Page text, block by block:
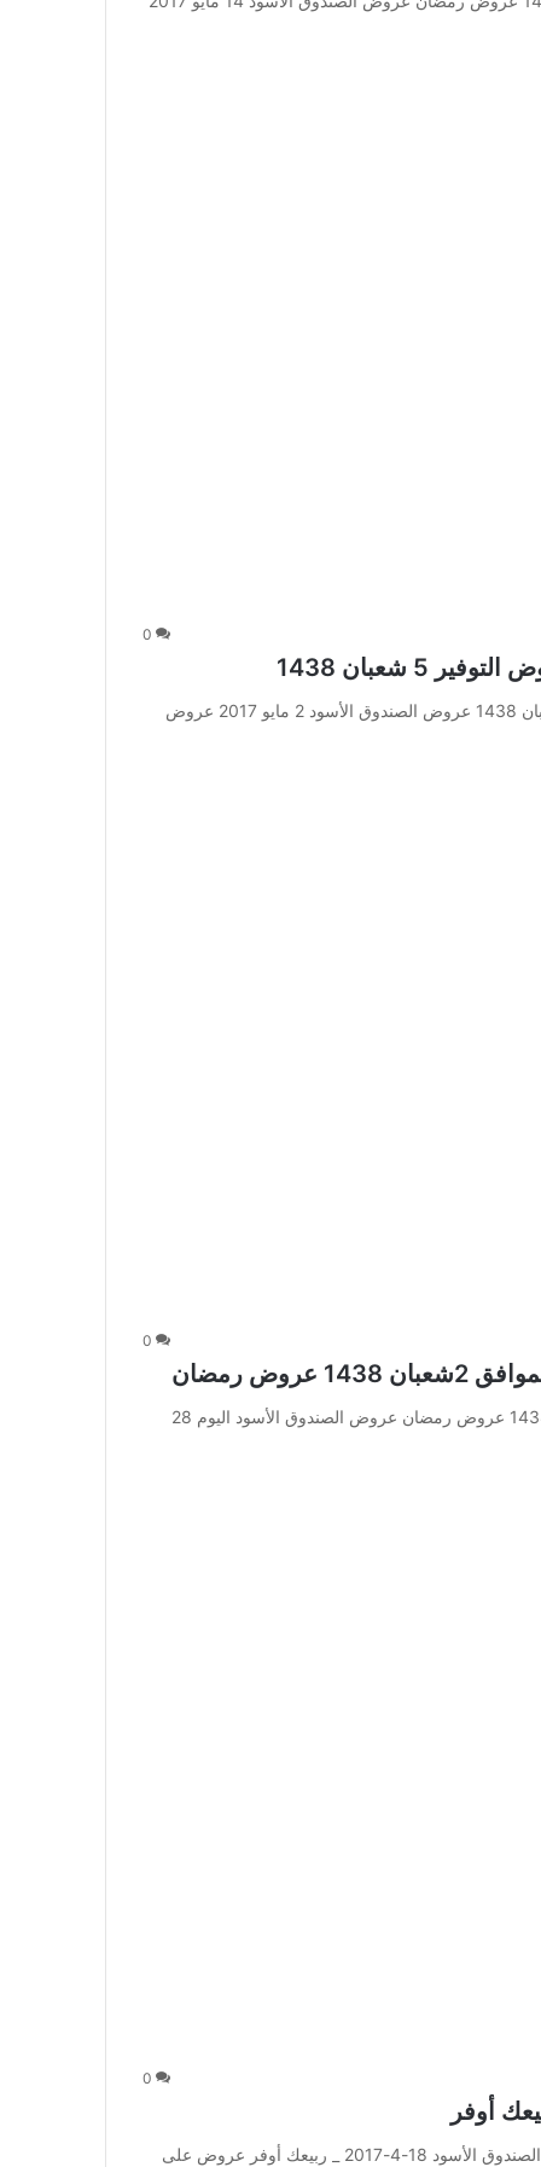
0
عروض الصندوق الأسود 2 مايو 2017 عروض التوفير 5 شعبان 1438 عروض الصندوق الأسود 2 مايو 2017 عروض
0
عروض الصندوق الأسود اليوم 28 ابريل الموافق 2شعبان 1438 عروض رمضان عروض الصندوق الأسود اليوم 28
0
عروض الصندوق الأسود 18-4-2017 _ ربيعك أوفر عروض الصندوق الأسود 18-4-2017 _ ربيعك أوفر عروض على